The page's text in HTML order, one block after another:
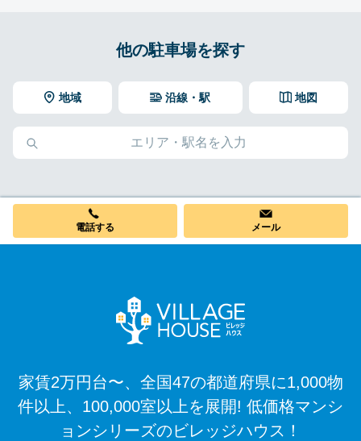
他の駐車場を探す
地域 地図
沿線・駅
電話する メール
家賃2万円台〜、全国47の都道府県に1,000物
件以上、100,000室以上を展開! 低価格マンシ
ョンシリーズのビレッジハウス！